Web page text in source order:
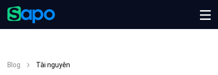
Blog Tài nguyên